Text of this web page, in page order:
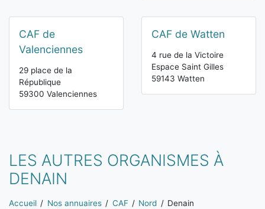
CAF de
Valenciennes
29 place de la
République
59300 Valenciennes
CAF de Watten
4 rue de la Victoire
Espace Saint Gilles
59143 Watten
LES AUTRES ORGANISMES À
DENAIN
Vous êtes ici:
Accueil Nos annuaires CAF Nord Denain